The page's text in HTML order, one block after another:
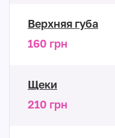
Верхняя губа
160 грн
Щеки
210 грн